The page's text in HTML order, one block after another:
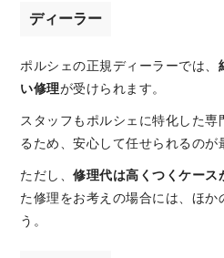
ディーラー
ポルシェの正規ディーラーでは、
い修理が受けられます。
スタッフもポルシェに特化した
るため、安心して任せられるのが
ただし、 修理代は高くつくケース
た修理をお考えの場合には、ほか
う。